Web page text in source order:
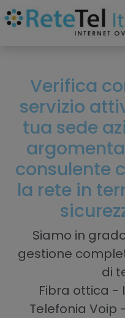
Verifica
servizio
tua sede
consulente
la rete in
Siamo in
gestione
di
Fibra ottica -
Telefonia Voip